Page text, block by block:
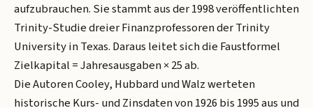
aufzubrauchen. Sie stammt aus der 1998 veröffentlichten
Trinity-Studie dreier Finanzprofessoren der Trinity
University in Texas. Daraus leitet sich die Faustformel
Zielkapital = Jahresausgaben × 25 ab.
Die Autoren Cooley, Hubbard und Walz werteten
historische Kurs- und Zinsdaten von 1926 bis 1995 aus und